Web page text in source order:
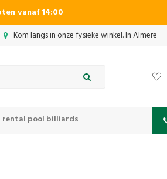
vanaf 14:00
Kom langs in onze fysieke winkel. In Almere
rental pool billiards